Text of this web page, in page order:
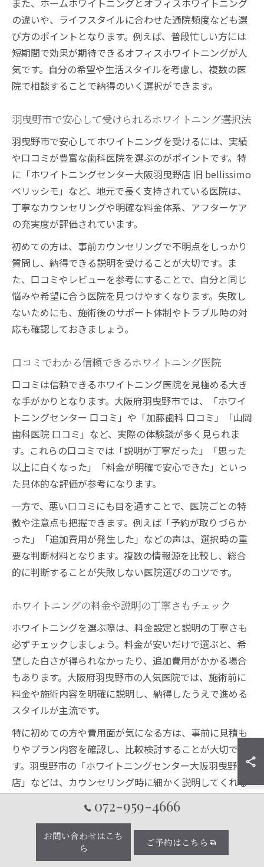
また、ホームホワイトニングとオフィスホワイトニング
の違いや、ライフスタイルに合わせた通院頻度なども選
び方のポイントとなります。例えば、普段忙しい方には
短期間で効果が期待できるオフィスホワイトニングが人
気です。自分の希望や生活スタイルを考慮し、複数の医
院で相談することで納得のいく選択ができます。
羽曳野市で安心して受けられるホワイトニング選択法
羽曳野市で安心してホワイトニングを受けるには、実績
や口コミが豊富な歯科医院を選ぶのがポイントです。特
に「ホワイトニングセンター大阪羽曳野店 旧 bellissimo
ベリッシモ」など、地元で長く支持されている医院は、
丁寧なカウンセリングや明確な料金体系、アフターケア
の充実度が評価されています。
初めての方は、事前カウンセリングで不明点をしっかり
質問し、納得できる説明を受けることが大切です。ま
た、口コミやレビューを参考にすることで、自分と同じ
悩みや希望に合う医院を見つけやすくなります。失敗し
ないためにも、施術後のサポート体制やトラブル時の対
応も確認しておきましょう。
口コミでわかる信頼できるホワイトニング医院
口コミは信頼できるホワイトニング医院を見極める大き
な手がかりとなります。大阪府羽曳野市では、「ホワイ
トニングセンター 口コミ」や「加藤歯科 口コミ」「山岡
歯科医院 口コミ」など、実際の体験談が多く見られま
す。これらの口コミでは「説明が丁寧だった」「思った
以上に白くなった」「料金が明確で安心できた」といっ
た具体的な評価が参考になります。
一方で、悪い口コミにも目を通すことで、医院ごとの特
徴や注意点も把握できます。例えば「予約が取りづらか
った」「追加費用が発生した」などの声は、選択時の重
要な判断材料となります。複数の情報源を比較し、総合
的に判断することが失敗しない医院選びのコツです。
ホワイトニングの料金や説明の丁寧さもチェック
ホワイトニングを選ぶ際は、料金設定と説明の丁寧さも
必ずチェックしましょう。料金が安いだけで選ぶと、希
望した白さが得られなかったり、追加費用がかかる場合
もあります。大阪府羽曳野市の人気医院では、施術前に
料金や施術内容を明確に説明し、納得したうえで進める
スタイルが主流です。
特に初めての方や費用面が気になる方は、事前に見積も
りやプラン内容を確認し、比較検討することが大切で
す。羽曳野市の「ホワイトニングセンター大阪羽曳野
店」などは、カウンセリング時に細かく説明してくれる
ため、安心して施術に臨めるという声が多く見られま
072-959-4666
お問い合わせはこち
ら
ご予約はこちら